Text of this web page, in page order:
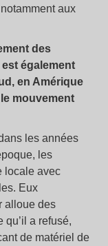
aux
des
également
en Amérique
mouvement
les années
les
locale avec
Eux
alloue des
qu’il a refusé,
de matériel de